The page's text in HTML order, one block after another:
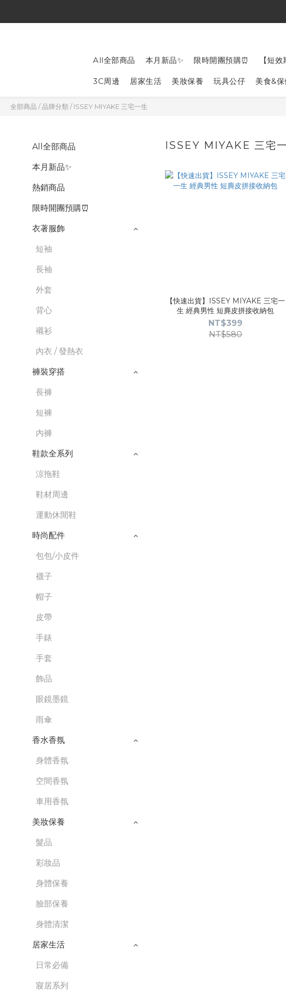
All全部商品 本月新品✨ 限時開團預購⏰ 【短
3C周邊 居家生活 美妝保養 玩具公仔 美食&保
全部商品 /品牌分類/ISSEY MIYAKE 三宅一生
All全部商品
本月新品✨
熱銷商品
限時開團預購⏰
衣著服飾
短袖
長袖
外套
背心
襯衫
內衣 / 發熱衣
褲裝穿搭
長褲
短褲
內褲
鞋款全系列
涼拖鞋
鞋材周邊
運動休閒鞋
時尚配件
包包/小皮件
襪子
帽子
皮帶
手錶
手套
飾品
眼鏡墨鏡
雨傘
香水香氛
身體香氛
空間香氛
車用香氛
美妝保養
髮品
彩妝品
身體保養
臉部保養
身體清潔
居家生活
日常必備
寢居系列
ISSEY MIYAKE 三宅
【快速出貨】ISSEY MIYAKE 三宅一
生 經典男性 短麂皮拼接收納包
NT$399
NT$580